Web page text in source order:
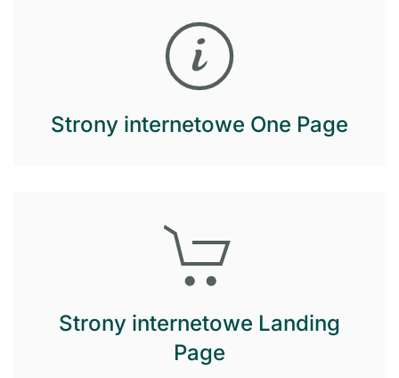
Strony internetowe One Page
Strony internetowe Landing
Page